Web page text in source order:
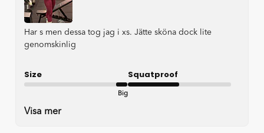
Har s men dessa tog jag i xs. Jätte sköna dock lite
genomskinlig
Size
Big
Squatproof
Visa mer